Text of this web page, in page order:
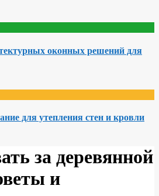
оконных решений для
для утепления стен и кровли
за деревянной
и